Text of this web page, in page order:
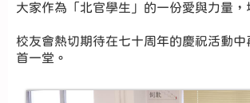
大家作為「北官學生」的一份愛與力量，
校友會熱切期待在七十周年的慶祝活動中
首一堂。